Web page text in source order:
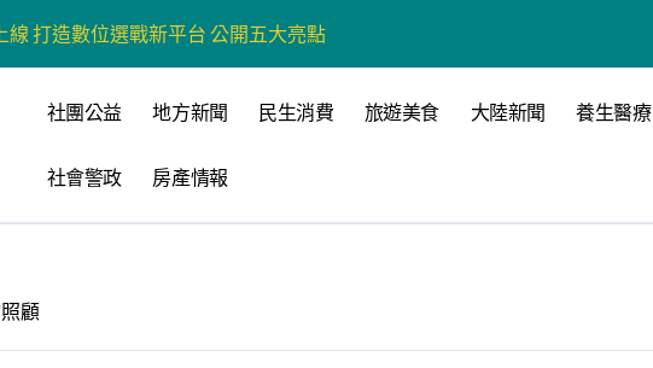
線 打造數位選戰新平台 公開五大亮點
具條例互批 柯志恩：國民黨版才是「國防+產業」務實版
提原民5大政策 打造城鄉共好高雄
密碼 一座被時光偏愛的巴適小城
大學跨校合作 並感謝世豐螺絲捐助獎學金
社團公益 地方新聞 民生消費 旅遊美食 大陸新聞 養生醫療
社會警政 房產情報
顧